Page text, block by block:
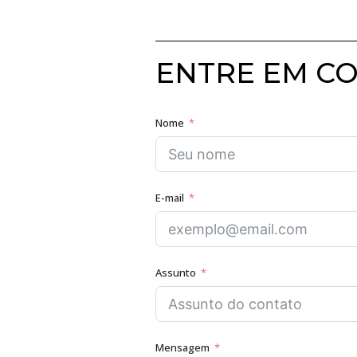
ENTRE EM
Nome
E-mail
Assunto
Mensagem